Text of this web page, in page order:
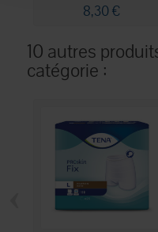
8,30 €
10 autres
catégorie :